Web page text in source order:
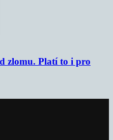
zlomu. Platí to i pro